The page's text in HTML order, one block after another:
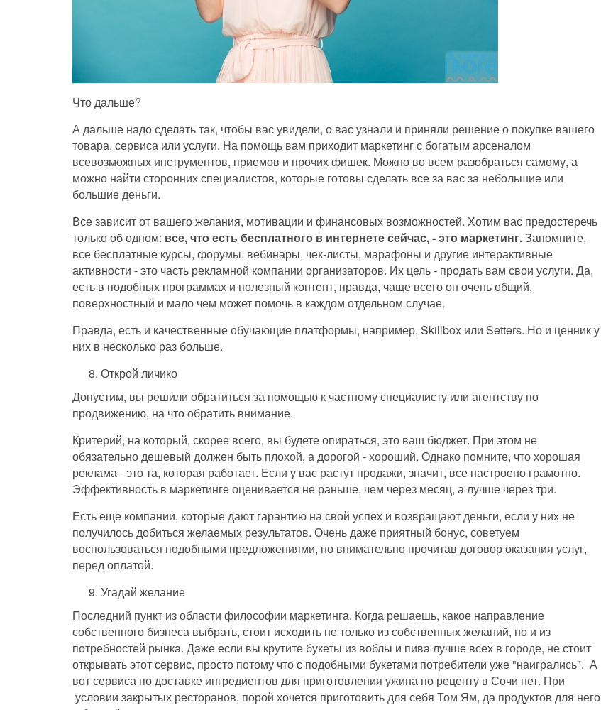
Что дальше?
А дальше надо сделать так, чтобы вас увидели, о вас узнали и приняли решение о покупке вашего
товара, сервиса или услуги. На помощь вам приходит маркетинг с богатым арсеналом
всевозможных инструментов, приемов и прочих фишек. Можно во всем разобраться самому, а
можно найти сторонних специалистов, которые готовы сделать все за вас за небольшие или
большие деньги.
Все зависит от вашего желания, мотивации и финансовых возможностей. Хотим вас предостеречь
только об одном: все, что есть бесплатного в интернете сейчас, - это маркетинг.Запомните,
все бесплатные курсы, форумы, вебинары, чек-листы, марафоны и другие интерактивные
активности - это часть рекламной компании организаторов. Их цель - продать вам свои услуги. Да,
есть в подобных программах и полезный контент, правда, чаще всего он очень общий,
поверхностный и мало чем может помочь в каждом отдельном случае.
Правда, есть и качественные обучающие платформы, например, Skillbox или Setters. Но и ценник у
них в несколько раз больше.
Открой личико
Допустим, вы решили обратиться за помощью к частному специалисту или агентству по
продвижению, на что обратить внимание.
Критерий, на который, скорее всего, вы будете опираться, это ваш бюджет. При этом не
обязательно дешевый должен быть плохой, а дорогой - хороший. Однако помните, что хорошая
реклама - это та, которая работает. Если у вас растут продажи, значит, все настроено грамотно.
Эффективность в маркетинге оценивается не раньше, чем через месяц, а лучше через три.
Есть еще компании, которые дают гарантию на свой успех и возвращают деньги, если у них не
получилось добиться желаемых результатов. Очень даже приятный бонус, советуем
воспользоваться подобными предложениями, но внимательно прочитав договор оказания услуг,
перед оплатой.
Угадай желание
Последний пункт из области философии маркетинга. Когда решаешь, какое направление
собственного бизнеса выбрать, стоит исходить не только из собственных желаний, но и из
потребностей рынка. Даже если вы крутите букеты из воблы и пива лучше всех в городе, не стоит
открывать этот сервис, просто потому что с подобными букетами потребители уже "наигрались". А
вот сервиса по доставке ингредиентов для приготовления ужина по рецепту в Сочи нет. При
условии закрытых ресторанов, порой хочется приготовить для себя Том Ям, да продуктов для него